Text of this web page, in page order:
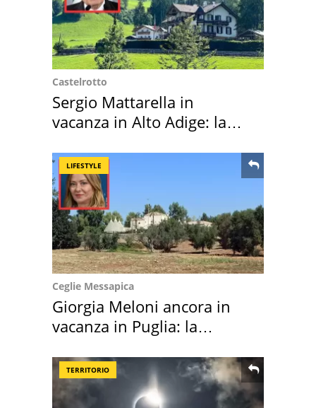
Castelrotto
Sergio Mattarella in
vacanza in Alto Adige: la
LIFESTYLE
Ceglie Messapica
Giorgia Meloni ancora in
vacanza in Puglia: la
TERRITORIO